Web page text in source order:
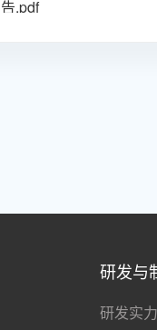
告.pdf
研发与
研发实力